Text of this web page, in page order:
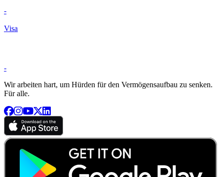
-
Visa
-
Wir arbeiten hart, um Hürden für den Vermögensaufbau zu senken.
Für alle.